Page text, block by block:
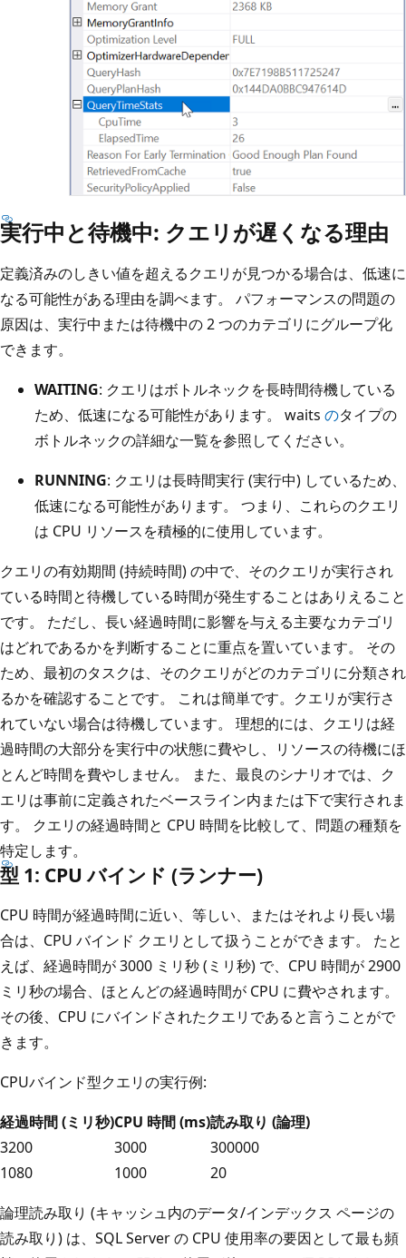
実行中と待機中: クエリが遅くなる理由
定義済みのしきい値を超えるクエリが見つかる場合は、低速に
なる可能性がある理由を調べます。 パフォーマンスの問題の
原因は、実行中または待機中の 2 つのカテゴリにグループ化
できます。
WAITING: クエリはボトルネックを長時間待機している
ため、低速になる可能性があります。 waits のタイプの
ボトルネックの詳細な一覧を参照してください。
RUNNING: クエリは長時間実行 (実行中) しているため、
低速になる可能性があります。 つまり、これらのクエリ
は CPU リソースを積極的に使用しています。
クエリの有効期間 (持続時間) の中で、そのクエリが実行され
ている時間と待機している時間が発生することはありえること
です。 ただし、長い経過時間に影響を与える主要なカテゴリ
はどれであるかを判断することに重点を置いています。 その
ため、最初のタスクは、そのクエリがどのカテゴリに分類され
るかを確認することです。 これは簡単です。クエリが実行さ
れていない場合は待機しています。 理想的には、クエリは経
過時間の大部分を実行中の状態に費やし、リソースの待機にほ
とんど時間を費やしません。 また、最良のシナリオでは、ク
エリは事前に定義されたベースライン内または下で実行されま
す。 クエリの経過時間と CPU 時間を比較して、問題の種類を
特定します。
型 1: CPU バインド (ランナー)
CPU 時間が経過時間に近い、等しい、またはそれより長い場
合は、CPU バインド クエリとして扱うことができます。 たと
えば、経過時間が 3000 ミリ秒 (ミリ秒) で、CPU 時間が 2900
ミリ秒の場合、ほとんどの経過時間が CPU に費やされます。
その後、CPU にバインドされたクエリであると言うことがで
きます。
CPUバインド型クエリの実行例:
経過時間 (ミリ秒)CPU 時間 (ms)読み取り (論理)
3200
3000
300000
1080
1000
20
論理読み取り (キャッシュ内のデータ/インデックス ページの
読み取り) は、SQL Server の CPU 使用率の要因として最も頻